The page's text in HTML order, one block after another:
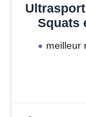
Squats
Rameur
meilleur